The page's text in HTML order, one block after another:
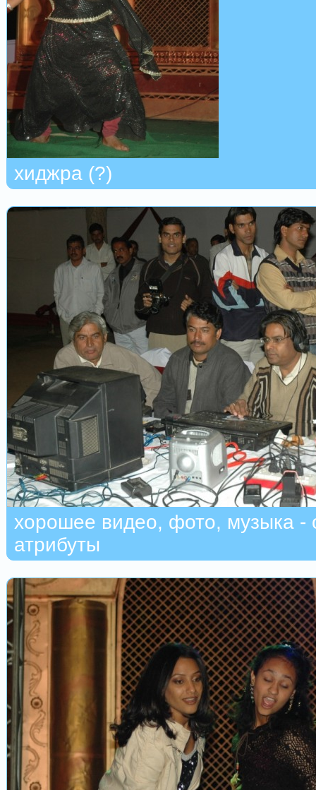
хиджра (?)
хорошее видео, фото, музыка -
атрибуты